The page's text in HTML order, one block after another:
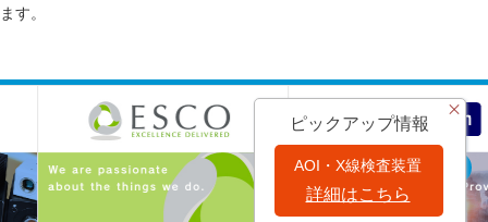
ピックアップ情報
AOI・X線検査装置
詳細はこちら
す。